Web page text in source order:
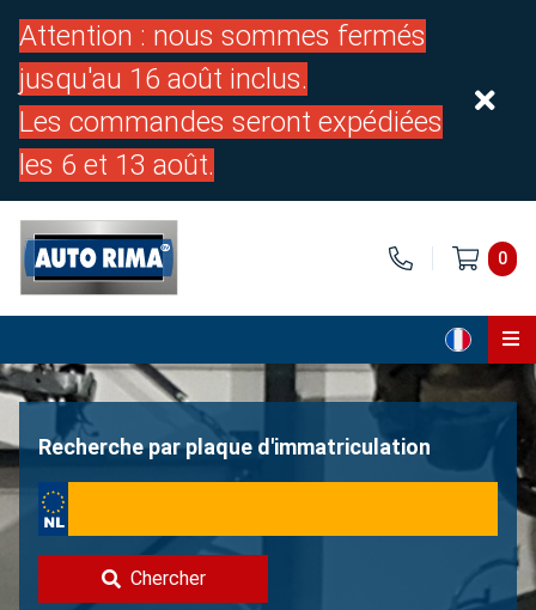
Attention : nous sommes fermés
jusqu'au 16 août inclus.
Les commandes seront expédiées
les 6 et 13 août.
0
Page d'accueil
À propos de nous
Vendre une Volvo?
Recherche par plaque d'immatriculation
Chercher